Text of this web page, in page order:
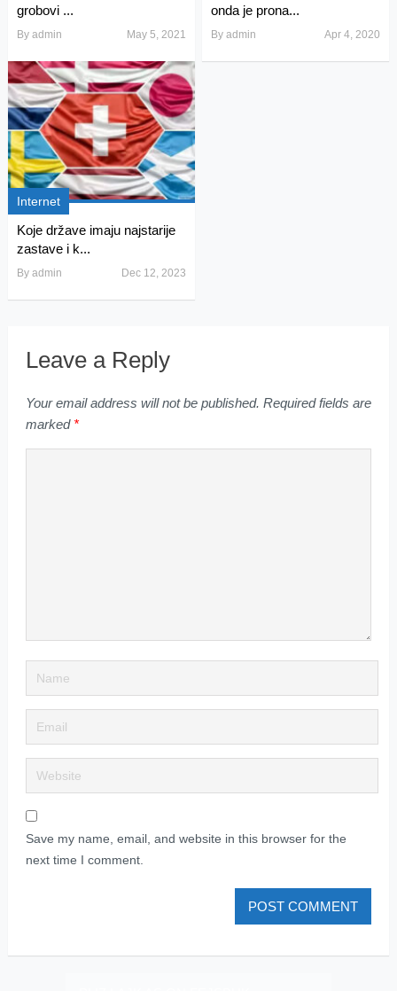
grobovi ...
By admin May 5, 2021
onda je prona...
Byadmin Apr 4, 2020
Internet
Koje države imaju najstarije
zastave i k...
By admin Dec 12, 2023
Leave a Reply
Your email address will not be published. Required fields are
marked *
Save my name, email, and website in this browser for the
next time I comment.